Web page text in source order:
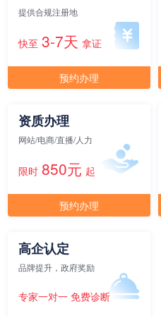
17人间
18人间
面积
提供合规注册地
快至 3-7天 拿证
预约办理
资质办理
网站/电商/直播/人力
限时 850元 起
预约办理
高企认定
品牌提升，政府奖励
专家一对一 免费诊断